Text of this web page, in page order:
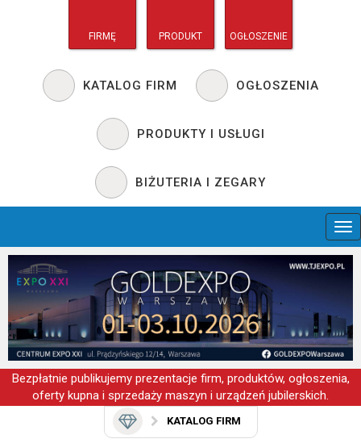
FIRMĘ PRODUKT OGŁOSZENIE
KATALOG FIRM OGŁOSZENIA
PRODUKTY I USŁUGI
BIŻUTERIA I ZEGARY
Bezpłatnie publikujemy prezentacje firm, produktów, ogłoszenia,
oferty kupna i sprzedaży maszyn i urządzeń jubilerskich.
KATALOG FIRM